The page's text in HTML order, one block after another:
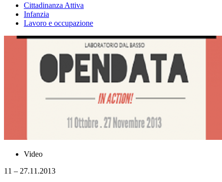
Cittadinanza Attiva
Infanzia
Lavoro e occupazione
Video
11 – 27.11.2013